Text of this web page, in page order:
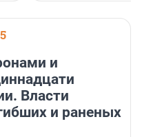
посетителям
и
Власти
и раненых